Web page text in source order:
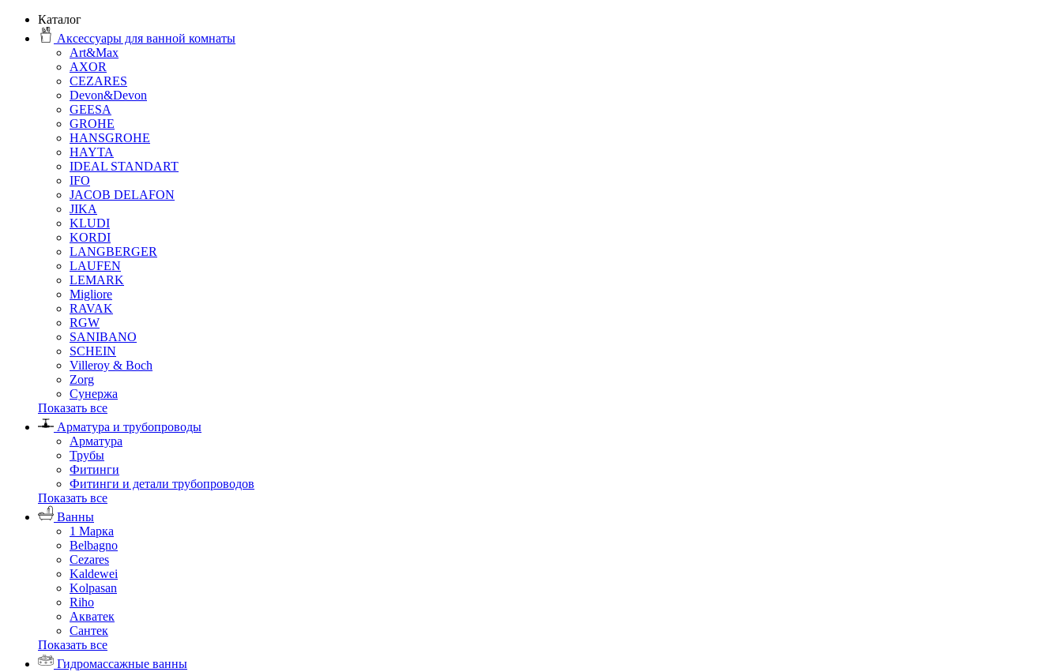
Каталог
Аксессуары для ванной комнаты
Art&Max
AXOR
CEZARES
Devon&Devon
GEESA
GROHE
HANSGROHE
HAYTA
IDEAL STANDART
IFO
JACOB DELAFON
JIKA
KLUDI
KORDI
LANGBERGER
LAUFEN
LEMARK
Migliore
RAVAK
RGW
SANIBANO
SCHEIN
Villeroy & Boch
Zorg
Сунержа
Показать все
Арматура и трубопроводы
Арматура
Трубы
Фитинги
Фитинги и детали трубопроводов
Показать все
Ванны
1 Марка
Belbagno
Cezares
Kaldewei
Kolpasan
Riho
Акватек
Сантек
Показать все
Гидромассажные ванны